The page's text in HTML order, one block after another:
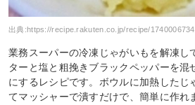
出典:https://recipe.rakuten.co.jp/recipe/
業務スーパーの冷凍じゃがいもを解凍し
ターと塩と粗挽きブラックペッパーを混
にするレシピです。ボウルに加熱したじ
てマッシャーで潰すだけで、簡単に作れ